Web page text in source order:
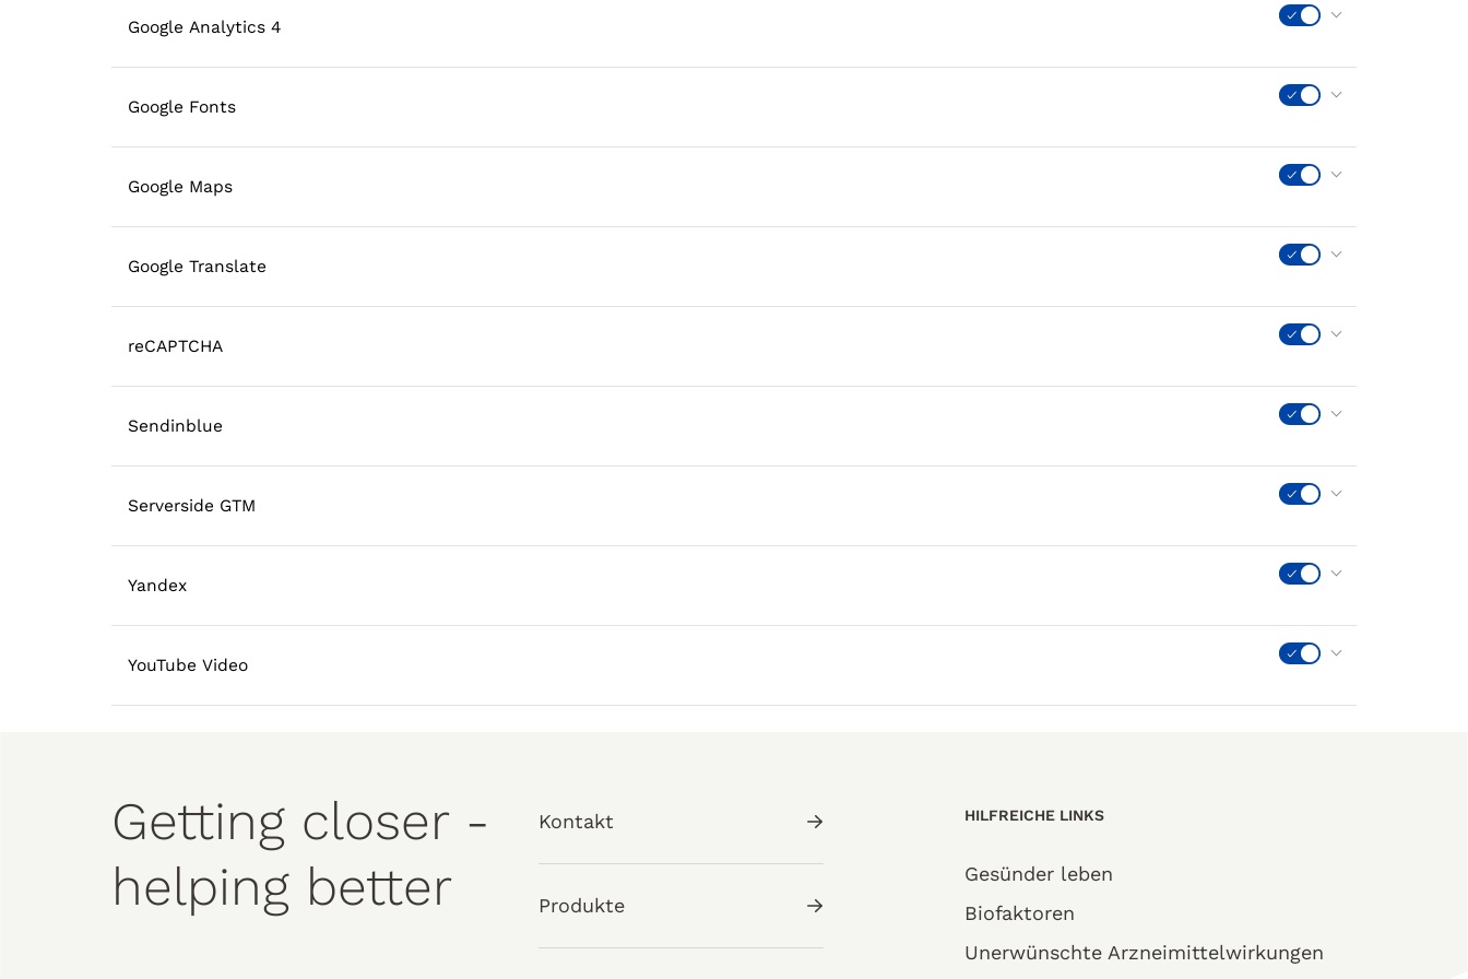
Google Analytics 4
Google Fonts
Google Maps
Google Translate
reCAPTCHA
Sendinblue
Serverside GTM
Yandex
YouTube Video
Getting closer -
helping better
Kontakt
Produkte
HILFREICHE LINKS
Gesünder leben
Biofaktoren
Unerwünschte Arzneimittelwirkungen